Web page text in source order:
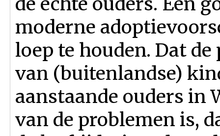
moderne
loep te houden. Dat
van (buitenlandse)
aanstaande ouders in
van de problemen is,